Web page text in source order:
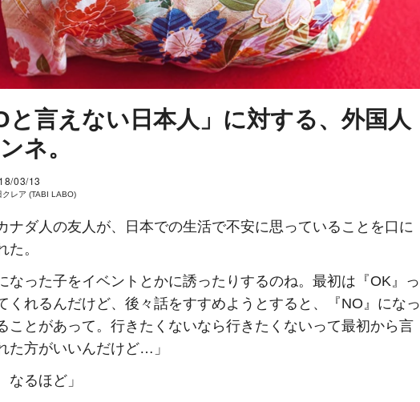
と言えない日本人」に対する、外国人
ネ。
03/13
クレア (TABI LABO)
ナダ人の友人が、日本での生活で不安に思っていることを口に
た。
なった子をイベントとかに誘ったりするのね。最初は『OK』っ
くれるんだけど、後々話をすすめようとすると、『NO』になっ
ことがあって。行きたくないなら行きたくないって最初から言
た方がいいんだけど…」
なるほど」